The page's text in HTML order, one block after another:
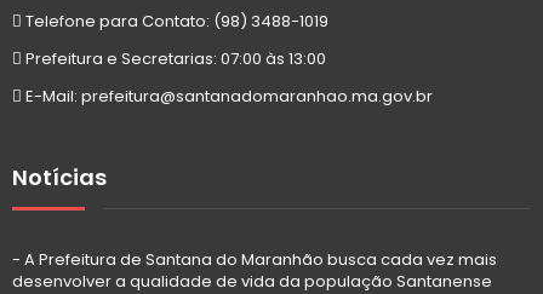
Telefone para Contato: (98) 3488-1019
Prefeitura e Secretarias: 07:00 às 13:00
E-Mail: prefeitura@santanadomaranhao.ma.gov.br
Notícias
- A Prefeitura de Santana do Maranhão busca cada vez mais
desenvolver a qualidade de vida da população Santanense